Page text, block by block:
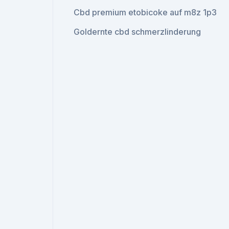
Cbd premium etobicoke auf m8z 1p3
Goldernte cbd schmerzlinderung